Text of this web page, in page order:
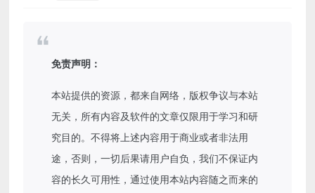
免责声明：
本站提供的资源，都来自网络，版权争议与本站
无关，所有内容及软件的文章仅限用于学习和研
究目的。不得将上述内容用于商业或者非法用
途，否则，一切后果请用户自负，我们不保证内
容的长久可用性，通过使用本站内容随之而来的